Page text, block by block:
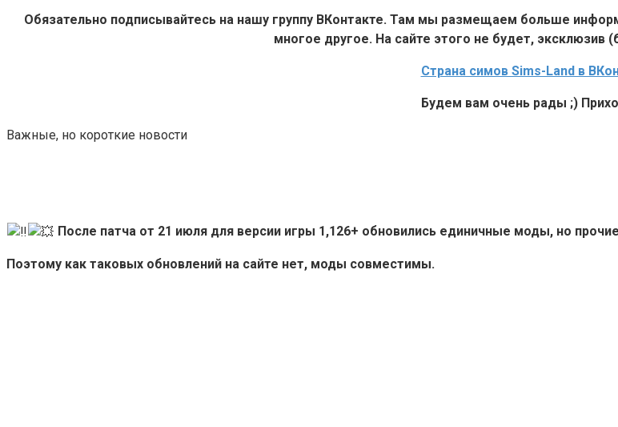
Обязательно подписывайтесь на нашу группу ВКонтакте. Там мы размещаем больше
многое другое. На сайте этого не будет, эксклюзив
Страна симов Sims-Land в
Будем вам очень рады ;)
Важные, но короткие новости
После патча от 21 июля для версии игры 1,126+ обновились единичные моды, но
Поэтому как таковых обновлений на сайте нет, моды совместимы.